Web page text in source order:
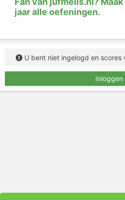
jaar alle oefeningen.
U bent niet ingelogd en scores
Inloggen